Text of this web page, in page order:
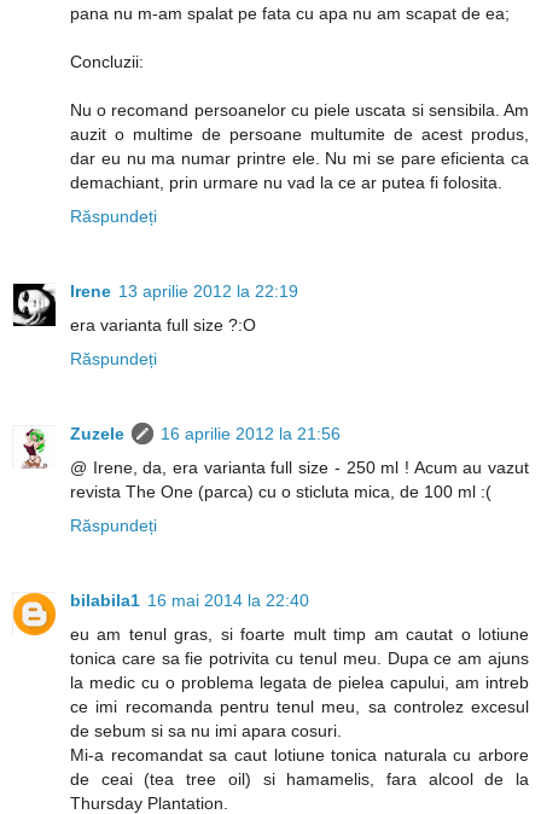
pana nu m-am spalat pe fata cu apa nu am scapat de ea;
Concluzii:
Nu o recomand persoanelor cu piele uscata si sensibila. Am
auzit o multime de persoane multumite de acest produs,
dar eu nu ma numar printre ele. Nu mi se pare eficienta ca
demachiant, prin urmare nu vad la ce ar putea fi folosita.
Răspundeți
Irene 13 aprilie 2012 la 22:19
era varianta full size ?:O
Răspundeți
Zuzele
16 aprilie 2012 la 21:56
@ Irene, da, era varianta full size - 250 ml ! Acum au vazut
revista The One (parca) cu o sticluta mica, de 100 ml :(
Răspundeți
bilabila1 16 mai 2014 la 22:40
eu am tenul gras, si foarte mult timp am cautat o lotiune
tonica care sa fie potrivita cu tenul meu. Dupa ce am ajuns
la medic cu o problema legata de pielea capului, am intreb
ce imi recomanda pentru tenul meu, sa controlez excesul
de sebum si sa nu imi apara cosuri.
Mi-a recomandat sa caut lotiune tonica naturala cu arbore
de ceai (tea tree oil) si hamamelis, fara alcool de la
Thursday Plantation.